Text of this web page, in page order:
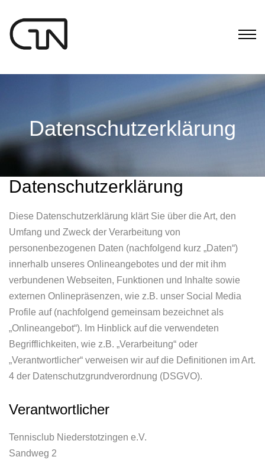
Datenschutzerklärung
Datenschutzerklärung
Diese Datenschutzerklärung klärt Sie über die Art, den
Umfang und Zweck der Verarbeitung von
personenbezogenen Daten (nachfolgend kurz „Daten“)
innerhalb unseres Onlineangebotes und der mit ihm
verbundenen Webseiten, Funktionen und Inhalte sowie
externen Onlinepräsenzen, wie z.B. unser Social Media
Profile auf (nachfolgend gemeinsam bezeichnet als
„Onlineangebot“). Im Hinblick auf die verwendeten
Begrifflichkeiten, wie z.B. „Verarbeitung“ oder
„Verantwortlicher“ verweisen wir auf die Definitionen im Art.
4 der Datenschutzgrundverordnung (DSGVO).
Verantwortlicher
Tennisclub Niederstotzingen e.V.
Sandweg 2